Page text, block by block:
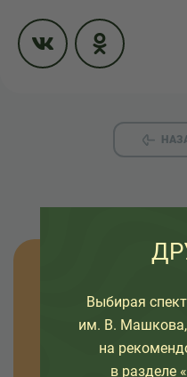
Оставьте свой
о премьерах
интересных
Выбирая
им. В. Машкова,
на
в разделе